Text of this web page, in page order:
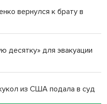
вернулся к брату в
десятку» для эвакуации
из США подала в суд